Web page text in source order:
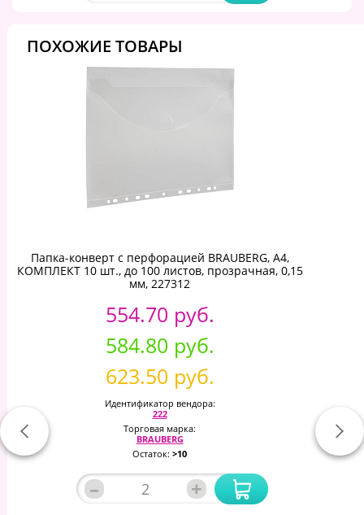
ПОХОЖИЕ ТОВАРЫ
Папка-конверт с перфорацией BRAUBERG, А4,
КОМПЛЕКТ 10 шт., до 100 листов, прозрачная, 0,15
мм, 227312
554.70 руб.
584.80 руб.
623.50 руб.
Идентификатор вендора:
222
Торговая марка:
BRAUBERG
Остаток: >10
– +